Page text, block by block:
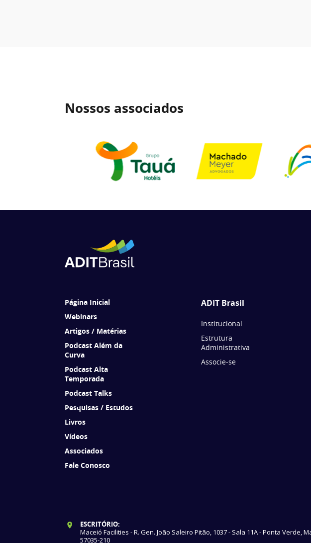
Nossos associados
Página Inicial
Webinars
Artigos / Matérias
Podcast Além da
Curva
Podcast Alta
Temporada
Podcast Talks
Pesquisas / Estudos
Livros
Vídeos
Associados
Fale Conosco
ADIT Brasil
Institucional
Estrutura
Administrativa
Associe-se
ESCRITÓRIO:
Maceió Facilities - R. Gen. João Saleiro Pitão, 1037 - Sala 11A - Ponta Verde,
57035-210